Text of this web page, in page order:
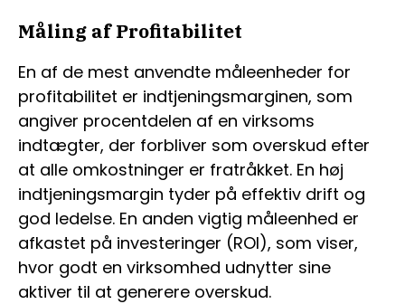
Måling af Profitabilitet
En af de mest anvendte måleenheder for
profitabilitet er indtjeningsmarginen, som
angiver procentdelen af en virksoms
indtægter, der forbliver som overskud efter
at alle omkostninger er fratråkket. En høj
indtjeningsmargin tyder på effektiv drift og
god ledelse. En anden vigtig måleenhed er
afkastet på investeringer (ROI), som viser,
hvor godt en virksomhed udnytter sine
aktiver til at generere overskud.